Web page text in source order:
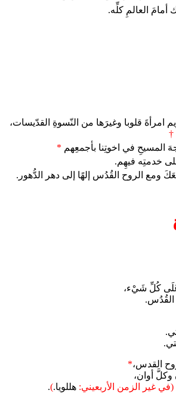
أمامَ العالمِ كلِّه.
امرأةَ قلوبا وغيرَها من النّسوةِ القدّيسات،
†
المسيحِ في اخوتِنا بأجمعِهم *
خدمتِه فيهِم.
ومع الروح القُدُس إلهًا إلى دهر الدُّهور.
عَلَى كُلِّ شَيْء،
القُدُس.
القدس،*
وكلَّ أوان،
(في غير الزمن الأربعيني: هللويا.)
.